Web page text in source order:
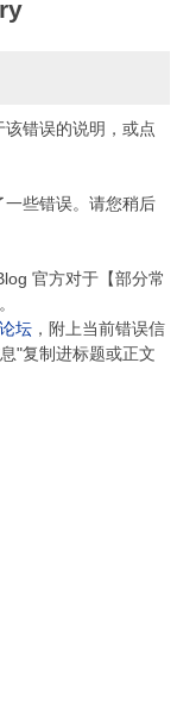
错误的说明，或点
些错误。请您稍后
官方对于【部分常
。
坛 ，附上当前错误信
"复制进标题或正文